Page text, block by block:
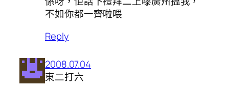
不如你都一齊啦喂
Reply
2008.07.04
東二打六